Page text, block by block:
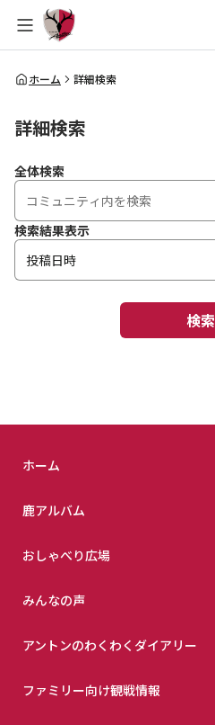
全体検索
ホーム 詳細検索
詳細検索
全体検索
検索結果表示
投稿日時
検索
ホーム
鹿アルバム
おしゃべり広場
みんなの声
アントンのわくわくダイアリー
ファミリー向け観戦情報